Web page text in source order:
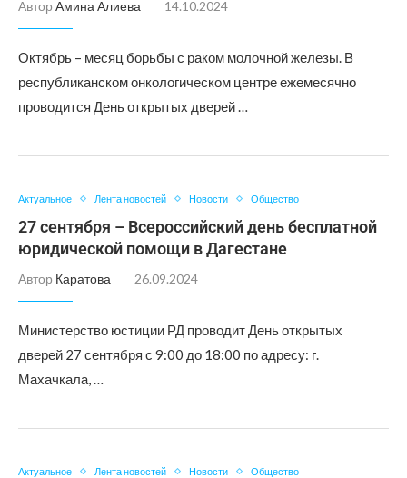
Автор Амина Алиева 14.10.2024
Октябрь – месяц борьбы с раком молочной железы. В
республиканском онкологическом центре ежемесячно
проводится День открытых дверей …
Актуальное Лента новостей Новости Общество
27 сентября – Всероссийский день бесплатной
юридической помощи в Дагестане
Автор Каратова 26.09.2024
Министерство юстиции РД проводит День открытых
дверей 27 сентября с 9:00 до 18:00 по адресу: г.
Махачкала, …
Актуальное Лента новостей Новости Общество